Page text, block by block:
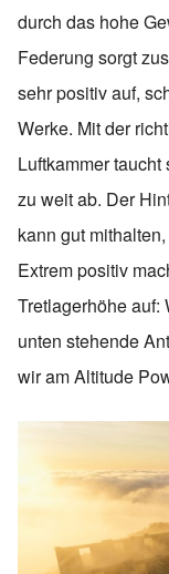
durch das hohe
Federung sorgt
sehr positiv auf,
Werke. Mit der
Luftkammer
zu weit ab. Der
kann gut
Extrem positiv
Tretlagerhöhe auf:
unten stehende
wir am Altitude